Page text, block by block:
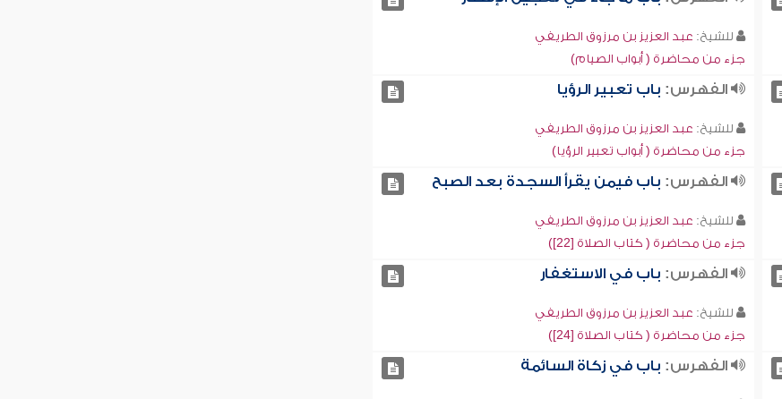
للشيخ: عبد العزيز بن مرزوق الطريفي
جزء من محاضرة ( أبواب الصيام)
الفهرس: باب تعبير الرؤيا
للشيخ: عبد العزيز بن مرزوق الطريفي
جزء من محاضرة ( أبواب تعبير الرؤيا)
الفهرس: باب فيمن يقرأ السجدة بعد الصبح
للشيخ: عبد العزيز بن مرزوق الطريفي
جزء من محاضرة ( كتاب الصلاة [22])
الفهرس: باب في الاستغفار
للشيخ: عبد العزيز بن مرزوق الطريفي
جزء من محاضرة ( كتاب الصلاة [24])
الفهرس: باب في زكاة السائمة